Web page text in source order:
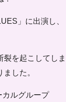
」に出演し、
裂を起こしてしま
した。
カルグループ